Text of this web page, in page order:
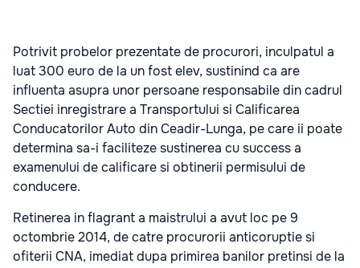
Potrivit probelor prezentate de procurori, inculpatul a
luat 300 euro de la un fost elev, sustinind ca are
influenta asupra unor persoane responsabile din cadrul
Sectiei inregistrare a Transportului si Calificarea
Conducatorilor Auto din Ceadir-Lunga, pe care ii poate
determina sa-i faciliteze sustinerea cu success a
examenului de calificare si obtinerii permisului de
conducere.
Retinerea in flagrant a maistrului a avut loc pe 9
octombrie 2014, de catre procurorii anticoruptie si
ofiterii CNA, imediat dupa primirea banilor pretinsi de la